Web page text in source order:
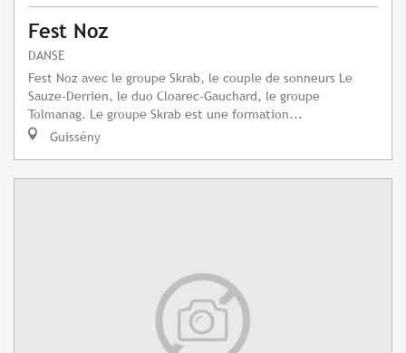
Fest Noz
DANSE
Fest Noz avec le groupe Skrab, le couple de sonneurs Le
Sauze-Derrien, le duo Cloarec-Gauchard, le groupe
Tolmanag. Le groupe Skrab est une formation...
Guissény